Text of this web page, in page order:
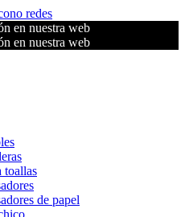
en nuestra web
en nuestra web
toallas
de papel